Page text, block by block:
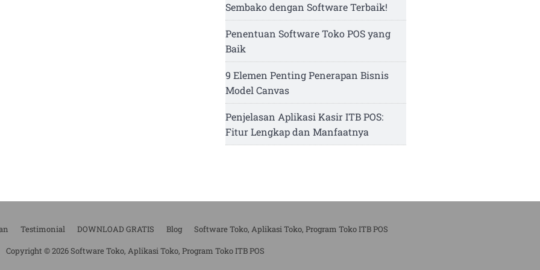
Sembako dengan Software Terbaik!
Penentuan Software Toko POS yang
Baik
9 Elemen Penting Penerapan Bisnis
Model Canvas
Penjelasan Aplikasi Kasir ITB POS:
Fitur Lengkap dan Manfaatnya
Testimonial DOWNLOAD GRATIS Blog
Software Toko, Aplikasi Toko, Program Toko ITB POS
Copyright © 2026 Software Toko, Aplikasi Toko, Program Toko ITB POS